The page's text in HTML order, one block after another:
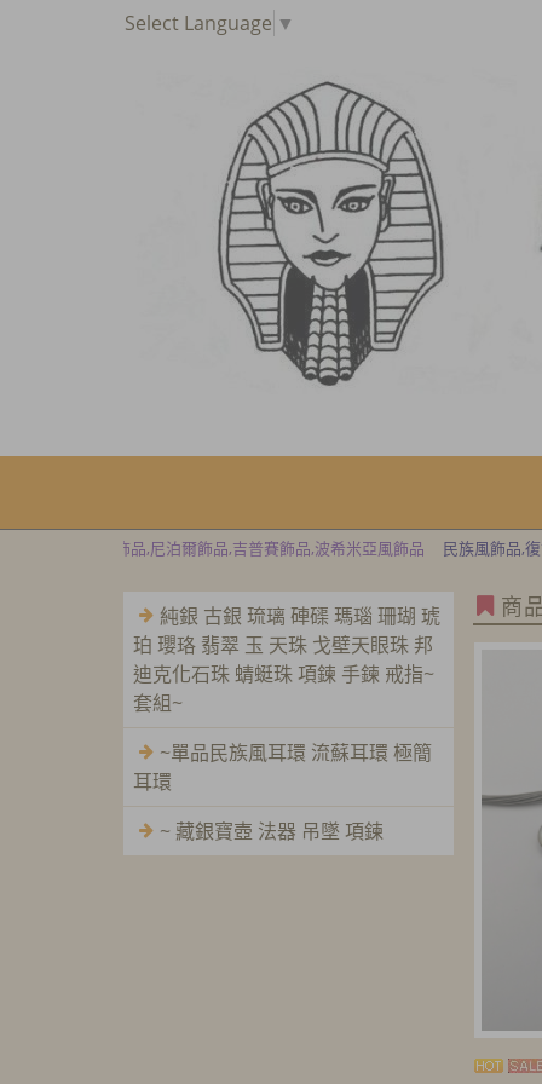
Select Language ▼
飾品,吉普賽飾品,波希米亞風飾品 民族風飾品,復古風飾品,沉香典藏精品,
純銀 古銀 琉璃 硨磲 瑪瑙 珊瑚 琥
珀 瓔珞 翡翠 玉 天珠 戈壁天眼珠 邦
迪克化石珠 蜻蜓珠 項鍊 手鍊 戒指~
套組~
~單品民族風耳環 流蘇耳環 極簡
耳環
~ 藏銀寶壺 法器 吊墜 項鍊
商